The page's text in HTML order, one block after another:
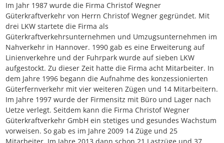
Im Jahr 1987 wurde die Firma Christof Wegner
Güterkraftverkehr von Herrn Christof Wegner gegründet. Mit
drei LKW startete die Firma als
Güterkraftverkehrsunternehmen und Umzugsunternehmen im
Nahverkehr in Hannover. 1990 gab es eine Erweiterung auf
Linienverkehre und der Fuhrpark wurde auf sieben LKW
aufgestockt. Zu dieser Zeit hatte die Firma acht Mitarbeiter. In
dem Jahre 1996 begann die Aufnahme des konzessionierten
Güterfernverkehr mit vier weiteren Zügen und 14 Mitarbeitern.
Im Jahre 1997 wurde der Firmensitz mit Büro und Lager nach
Uetze verlegt. Seitdem kann die Firma Christof Wegner
Güterkraftverkehr GmbH ein stetiges und gesundes Wachstum
vorweisen. So gab es im Jahre 2009 14 Züge und 25